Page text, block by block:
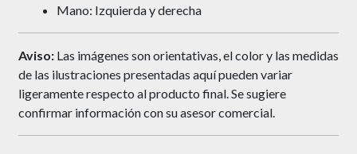
Mano: Izquierda y derecha
Aviso:Las imágenes son orientativas, el color y las medidas
de las ilustraciones presentadas aquí pueden variar
ligeramente respecto al producto final. Se sugiere
confirmar información con su asesor comercial.